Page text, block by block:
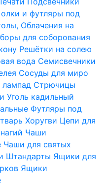
и футляры под
Облачения на
для соборования
Решётки на солею
вода Семисвечники
Сосуды для миро
лампад Стрючицы
Уголь кадильный
Футляры под
Хоругви Цепи для
Чаши
Чаши для святых
Штандарты Ящики для
Ящики